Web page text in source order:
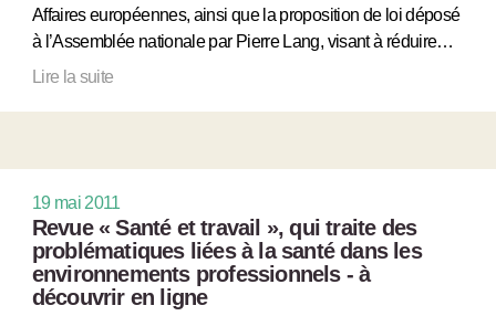
Affaires européennes, ainsi que la proposition de loi déposé
à l’Assemblée nationale par Pierre Lang, visant à réduire…
Lire la suite
19 mai 2011
Revue « Santé et travail », qui traite des
problématiques liées à la santé dans les
environnements professionnels - à
découvrir en ligne